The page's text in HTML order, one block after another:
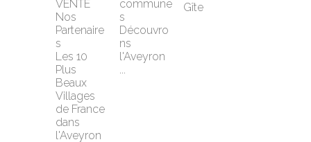
VENTE
Nos
Partenaire
s
Les 10
Plus
Beaux
Villages
de France
dans
l'Aveyron
commune
s
Découvro
ns
l'Aveyron
...
Gîte